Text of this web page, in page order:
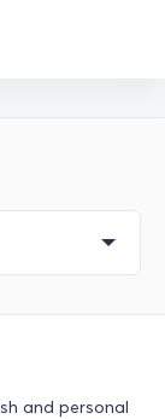
and personal